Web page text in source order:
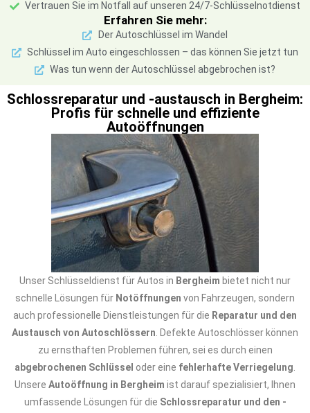
Vertrauen Sie im Notfall auf unseren 24/7-Schlüsselnotdienst
Erfahren Sie mehr:
Der Autoschlüssel im Wandel
Schlüssel im Auto eingeschlossen – das können Sie jetzt tun
Was tun wenn der Autoschlüssel abgebrochen ist?
Schlossreparatur und -austausch in Bergheim:
Profis für schnelle und effiziente
Autoöffnungen
Unser Schlüsseldienst für Autos in Bergheim bietet nicht nur
schnelle Lösungen für Notöffnungen von Fahrzeugen, sondern
auch professionelle Dienstleistungen für die Reparatur und den
Austausch von Autoschlössern . Defekte Autoschlösser können
zu ernsthaften Problemen führen, sei es durch einen
abgebrochenen Schlüssel oder eine fehlerhafte Verriegelung
Unsere Autoöffnung in Bergheim ist darauf spezialisiert, Ihnen
umfassende Lösungen für die Schlossreparatur und den -